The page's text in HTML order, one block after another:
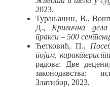
2023.
Турањанин, В.,
Д., Кривична
пракси – 500
Ћетковић, П.,
појам,
радова: Две
законодавства:
Златибор, 2023.